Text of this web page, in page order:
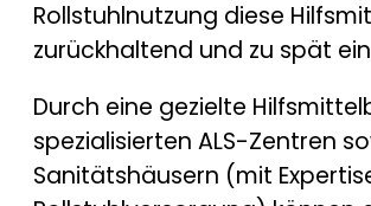
Rollstuhlnutzung diese
zurückhaltend und zu spät
Durch eine gezielte
spezialisierten ALS-Zentren
Sanitätshäusern (mit